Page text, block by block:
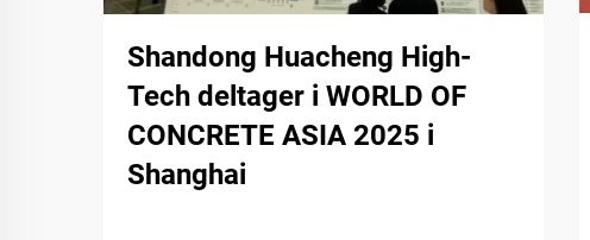
Shandong Huacheng High-
Tech deltager i WORLD OF
CONCRETE ASIA 2025 i
Shanghai